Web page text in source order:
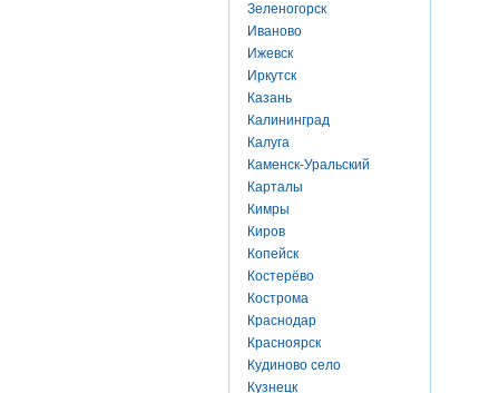
Зеленогорск
Иваново
Ижевск
Иркутск
Казань
Калининград
Калуга
Каменск-Уральский
Карталы
Кимры
Киров
Копейск
Костерёво
Кострома
Краснодар
Красноярск
Кудиново село
Кузнецк